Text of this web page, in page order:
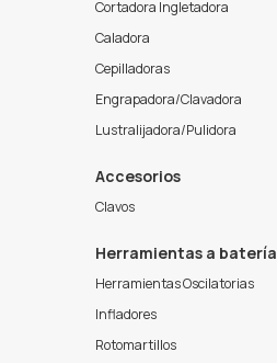
Cortadora Ingletadora
Caladora
Cepilladoras
Engrapadora/Clavadora
Lustralijadora/Pulidora
Accesorios
Clavos
Herramientas a batería
Herramientas Oscilatorias
Infladores
Rotomartillos